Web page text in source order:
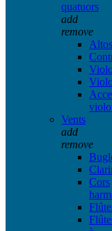
quatuors
add
remove
Altos
Vents
add
remove
Cors